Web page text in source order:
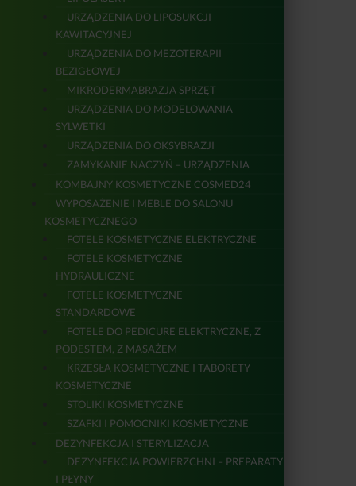
URZĄDZENIA DO LIPOSUKCJI
KAWITACYJNEJ
URZĄDZENIA DO MEZOTERAPII
BEZIGŁOWEJ
MIKRODERMABRAZJA SPRZĘT
URZĄDZENIA DO MODELOWANIA
SYLWETKI
URZĄDZENIA DO OKSYBRAZJI
ZAMYKANIE NACZYŃ – URZĄDZENIA
KOMBAJNY KOSMETYCZNE COSMED24
WYPOSAŻENIE I MEBLE DO SALONU
KOSMETYCZNEGO
FOTELE KOSMETYCZNE ELEKTRYCZNE
FOTELE KOSMETYCZNE
HYDRAULICZNE
FOTELE KOSMETYCZNE
STANDARDOWE
FOTELE DO PEDICURE ELEKTRYCZNE, Z
PODESTEM, Z MASAŻEM
KRZESŁA KOSMETYCZNE I TABORETY
KOSMETYCZNE
STOLIKI KOSMETYCZNE
SZAFKI I POMOCNIKI KOSMETYCZNE
DEZYNFEKCJA I STERYLIZACJA
DEZYNFEKCJA POWIERZCHNI – PREPARATY
I PŁYNY